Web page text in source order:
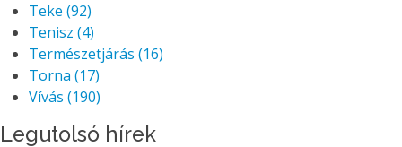
Teke (92)
Tenisz (4)
Természetjárás (16)
Torna (17)
Vívás (190)
Legutolsó hírek